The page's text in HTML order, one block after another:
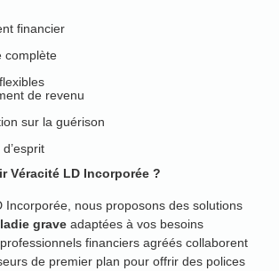
financier
complète
de revenu
sur la guérison
Véracité LD Incorporée ?
Incorporée, nous proposons des solutions
grave adaptées à vos besoins
financiers agréés collaborent
de premier plan pour offrir des polices